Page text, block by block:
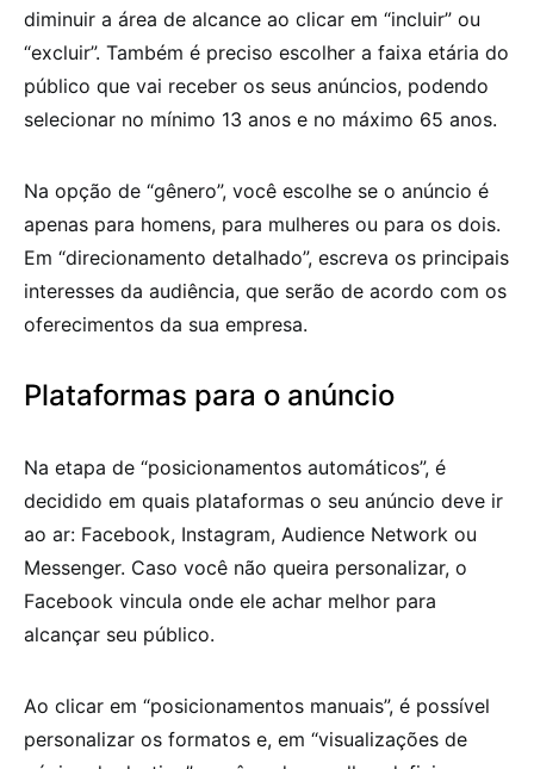
diminuir a área de alcance ao clicar em “incluir” ou
“excluir”. Também é preciso escolher a faixa etária do
público que vai receber os seus anúncios, podendo
selecionar no mínimo 13 anos e no máximo 65 anos.
Na opção de “gênero”, você escolhe se o anúncio é
apenas para homens, para mulheres ou para os dois.
Em “direcionamento detalhado”, escreva os principais
interesses da audiência, que serão de acordo com os
oferecimentos da sua empresa.
Plataformas para o anúncio
Na etapa de “posicionamentos automáticos”, é
decidido em quais plataformas o seu anúncio deve ir
ao ar: Facebook, Instagram, Audience Network ou
Messenger. Caso você não queira personalizar, o
Facebook vincula onde ele achar melhor para
alcançar seu público.
Ao clicar em “posicionamentos manuais”, é possível
personalizar os formatos e, em “visualizações de